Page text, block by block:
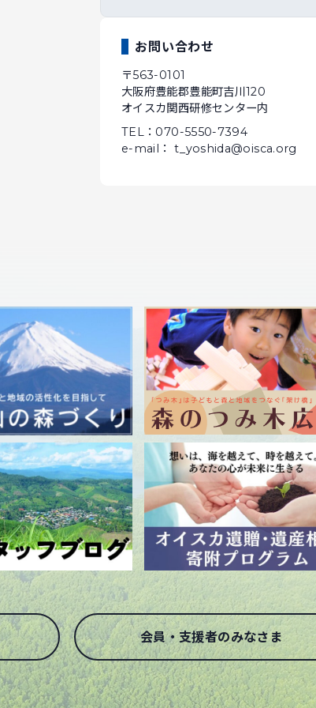
お問い合わせ
〒563-0101
大阪府豊能郡豊能町吉川120
オイスカ関西研修センター内
TEL：070-5550-7394
e-mail： t_yoshida@oisca.org
会員・支援者のみなさま